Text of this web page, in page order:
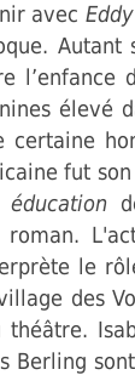
avec
élevé
fut
le
des
Berling